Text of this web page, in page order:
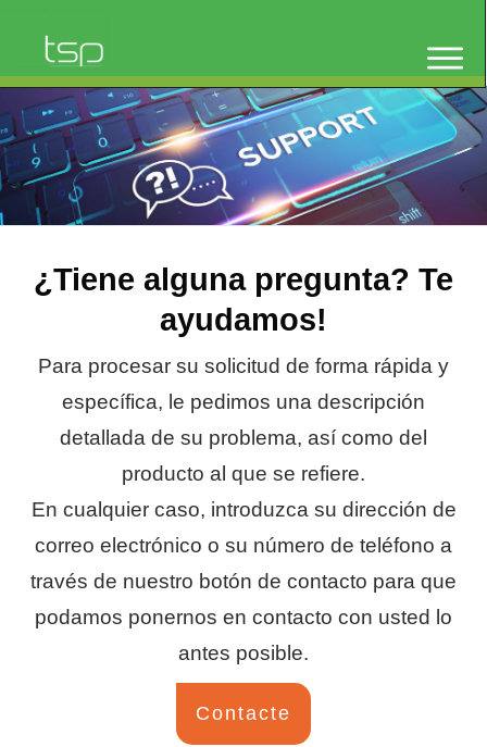
¿Tiene alguna pregunta? Te
ayudamos!
Para procesar su solicitud de forma rápida y
específica, le pedimos una descripción
detallada de su problema, así como del
producto al que se refiere.
En cualquier caso, introduzca su dirección de
correo electrónico o su número de teléfono a
través de nuestro botón de contacto para que
podamos ponernos en contacto con usted lo
antes posible.
Contacte